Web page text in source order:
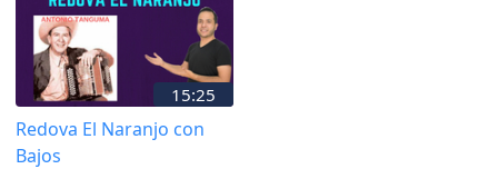
15:25
Redova El Naranjo con
Bajos